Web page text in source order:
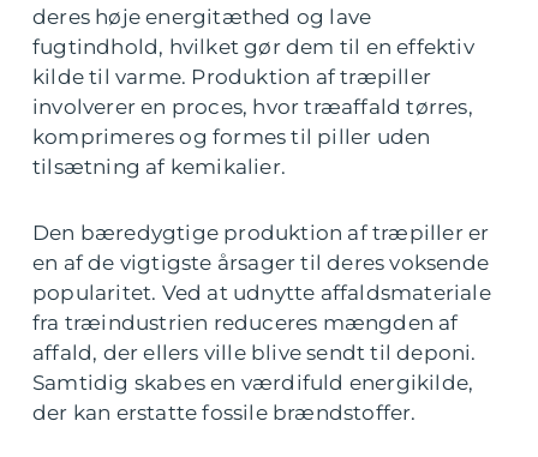
deres høje energitæthed og lave
fugtindhold, hvilket gør dem til en effektiv
kilde til varme. Produktion af træpiller
involverer en proces, hvor træaffald tørres,
komprimeres og formes til piller uden
tilsætning af kemikalier.
Den bæredygtige produktion af træpiller er
en af de vigtigste årsager til deres voksende
popularitet. Ved at udnytte affaldsmateriale
fra træindustrien reduceres mængden af
affald, der ellers ville blive sendt til deponi.
Samtidig skabes en værdifuld energikilde,
der kan erstatte fossile brændstoffer.